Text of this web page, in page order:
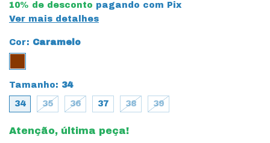
10% de desconto pagando com Pix
Ver mais detalhes
Cor: Caramelo
Tamanho: 34
34 35 36 37 38 39
Atenção, última peça!